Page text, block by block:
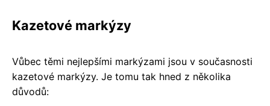
Kazetové markýzy
Vůbec těmi nejlepšími markýzami jsou v současnosti
kazetové markýzy. Je tomu tak hned z několika
důvodů: